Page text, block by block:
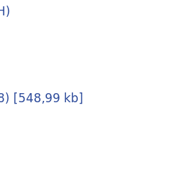
[548,99 kb]